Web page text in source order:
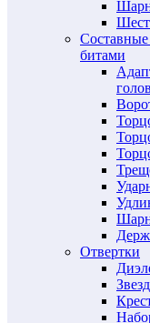
битами
Отвертки